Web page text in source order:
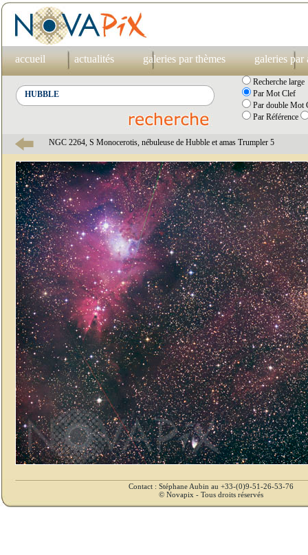
accueil actualités galeries par thèmes galeries par
Recherche large
Par Mot Clef
Par double Mot
Par Référence
NGC 2264, S Monocerotis, nébuleuse de Hubble et amas Trumpler 5
Contact : Stéphane Aubin au +33-(0)9-51-26-53-76
© Novapix - Tous droits réservés